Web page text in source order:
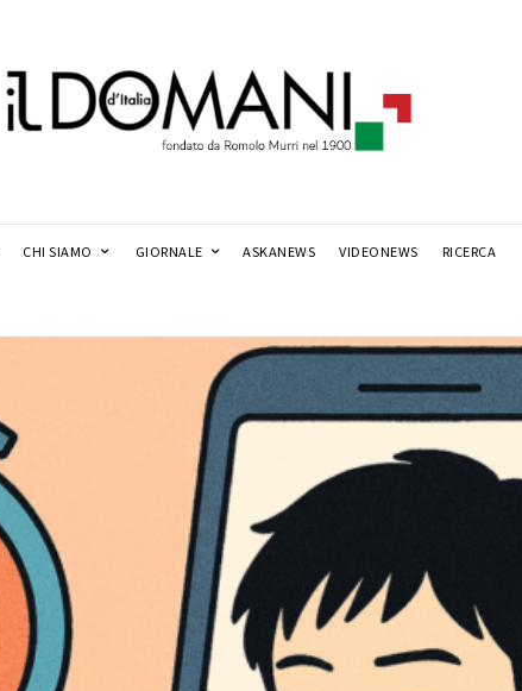
CHI SIAMO GIORNALE ASKANEWS VIDEONEWS RICERCA